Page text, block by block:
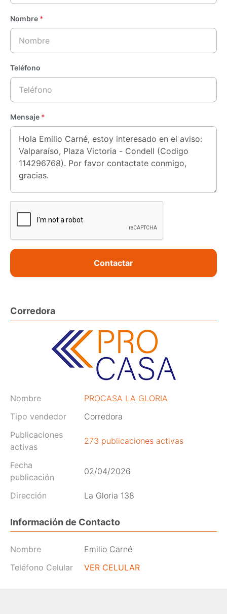
Nombre *
Teléfono
Mensaje *
Contactar
Corredora
Nombre
PROCASA LA GLORIA
Tipo vendedor
Corredora
Publicaciones
activas
273 publicaciones activas
Fecha
publicación
02/04/2026
Dirección La Gloria 138
Información de Contacto
Nombre
Emilio Carné
Teléfono Celular
VER CELULAR